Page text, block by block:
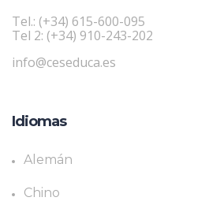
Tel.: (+34) 615-600-095
Tel 2: (+34) 910-243-202
info@ceseduca.es
Idiomas
Alemán
Chino